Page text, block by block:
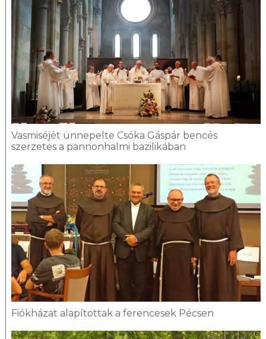
Vasmiséjét ünnepelte Csóka Gáspár bencés
szerzetes a pannonhalmi bazilikában
Fiókházat alapítottak a ferencesek Pécsen